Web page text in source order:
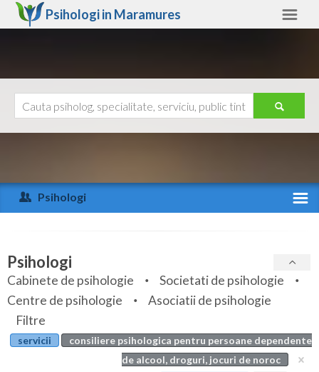
Psihologi in Maramures
Arad
Arges
Bihor
Bistrita-Nasaud
Botosani
Ajutor
Psihologi
Specialitati
Servicii
Articole
Evenimente
Psihologi
Cabinete de psihologie
Societati de psihologie
Centre de psihologie
Asociatii de psihologie
Filtre
servicii
consiliere psihologica pentru persoane dependente
de alcool, droguri, jocuri de noroc